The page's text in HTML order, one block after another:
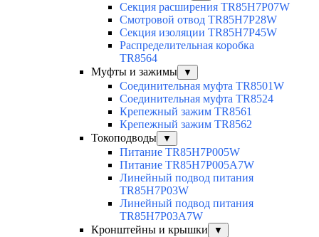
Секция расширения TR85H7P07W
Смотровой отвод TR85H7P28W
Секция изоляции TR85H7P45W
Распределительная коробка
TR8564
Муфты и зажимы
▼
Соединительная муфта TR8501W
Соединительная муфта TR8524
Крепежный зажим TR8561
Крепежный зажим TR8562
Токоподводы
▼
Питание TR85H7P005W
Питание TR85H7P005A7W
Линейный подвод питания
TR85H7P03W
Линейный подвод питания
TR85H7P03A7W
Кронштейны и крышки
▼